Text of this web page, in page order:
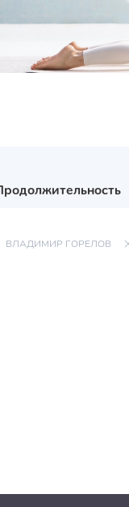
ВЛАДИМИР ГОРЕЛОВ